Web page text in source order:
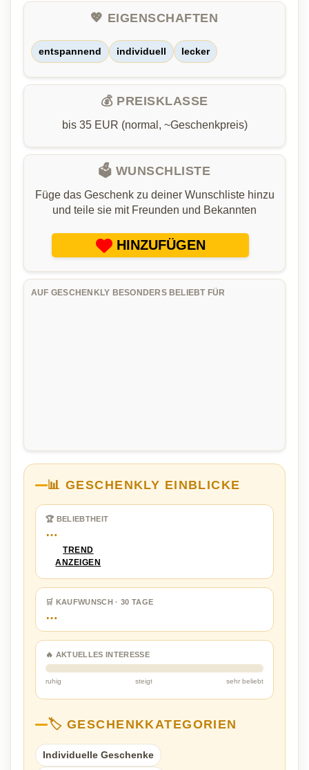
💖 EIGENSCHAFTEN
entspannend individuell lecker
💰 PREISKLASSE
bis 35 EUR (normal, ~Geschenkpreis)
🗳️ WUNSCHLISTE
Füge das Geschenk zu deiner Wunschliste hinzu
und teile sie mit Freunden und Bekannten
HINZUFÜGEN
AUF GESCHENKLY BESONDERS BELIEBT FÜR
📊 GESCHENKLY EINBLICKE
🏆 BELIEBTHEIT
…
TREND
ANZEIGEN
🛒 KAUFWUNSCH · 30 TAGE
…
🔥 AKTUELLES INTERESSE
ruhig steigt sehr beliebt
🏷️ GESCHENKKATEGORIEN
Individuelle Geschenke